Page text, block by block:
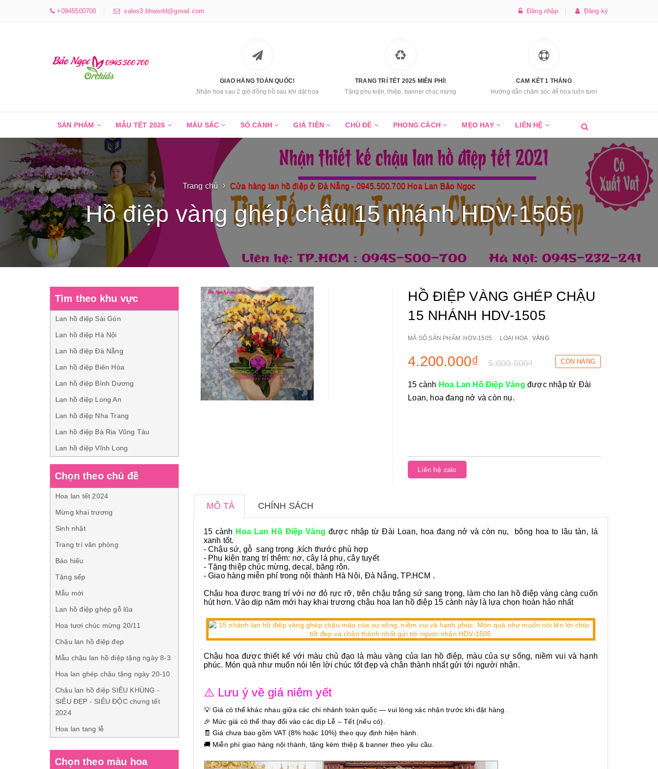
+0945500700 sales3.bhworld@gmail.com Đăng nhập Đăng ký
GIAO HÀNG TOÀN QUỐC!
Nhận hoa sau 2 giờ đồng hồ sau khi đặt hoa
TRANG TRÍ TẾT 2025 MIỄN PHÍ!
Tặng phụ kiện, thiệp, banner chúc mừng
CAM KẾT 1 THÁNG
Hướng dẫn chăm sóc để hoa luôn tươi
SẢN PHẨM MẪU TẾT 2026 MÀU SẮC SỐ CÀNH GIÁ TIỀN CHỦ ĐỀ PHONG CÁCH MẸO HAY LIÊN HỆ
Trang chủ Cửa hàng lan hồ điệp ở Đà Nẵng - 0945.500.700 Hoa Lan Bảo Ngọc
Hồ điệp vàng ghép chậu 15 nhánh HDV-1505
HỒ ĐIỆP VÀNG GHÉP CHẬU
15 NHÁNH HDV-1505
MÃ SỐ SẢN PHẨM: HDV-1505 LOẠI HOA :VÀNG
4.200.000₫ 5.000.000₫ CÒN HÀNG
15 cành Hoa Lan Hồ Điệp Vàng được nhập từ Đài
Loan, hoa đang nở và còn nụ.
Liên hệ zalo
MÔ TẢ CHÍNH SÁCH
15 cành Hoa Lan Hồ Điệp Vàng được nhập từ Đài Loan, hoa đang nở và còn nụ, bông hoa to lâu tàn, lá
xanh tốt.
- Chậu sứ, gỗ sang trọng ,kích thước phù hợp
- Phụ kiện trang trí thêm: nơ, cây lá phụ, cây tuyết
- Tặng thiệp chúc mừng, decal, băng rôn.
- Giao hàng miễn phí trong nội thành Hà Nội, Đà Nẵng, TP.HCM .
Chậu hoa được trang trí với nơ đỏ rực rỡ, trên chậu trắng sứ sang trọng, làm cho lan hồ điệp vàng càng cuốn
hút hơn. Vào dịp năm mới hay khai trương chậu hoa lan hồ điệp 15 cành này là lựa chọn hoàn hảo nhất
Chậu hoa được thiết kế với màu chủ đạo là màu vàng của lan hồ điệp, màu của sự sống, niềm vui và hạnh
phúc. Món quà như muốn nói lên lời chúc tốt đẹp và chân thành nhất gửi tới người nhận.
⚠️ Lưu ý về giá niêm yết
💡 Giá có thể khác nhau giữa các chi nhánh toàn quốc — vui lòng xác nhận trước khi đặt hàng.
🎉 Mức giá có thể thay đổi vào các dịp Lễ – Tết (nếu có).
🧾 Giá chưa bao gồm VAT (8% hoặc 10%) theo quy định hiện hành.
🚚 Miễn phí giao hàng nội thành, tặng kèm thiệp & banner theo yêu cầu.
Tìm theo khu vực
Lan hồ điệp Sài Gòn
Lan hồ điệp Hà Nội
Lan hồ điệp Đà Nẵng
Lan hồ điệp Biên Hòa
Lan hồ điệp Bình Dương
Lan hồ điệp Long An
Lan hồ điệp Nha Trang
Lan hồ điệp Bà Rịa Vũng Tàu
Lan hồ điệp Vĩnh Long
Chọn theo chủ đề
Hoa lan tết 2024
Mừng khai trương
Sinh nhật
Trang trí văn phòng
Báo hiếu
Tặng sếp
Mẫu mới
Lan hồ điệp ghép gỗ lũa
Hoa tươi chúc mừng 20/11
Chậu lan hồ điệp đẹp
Mẫu chậu lan hồ điệp tặng ngày 8-3
Hoa lan ghép chậu tặng ngày 20-10
Chậu lan hồ điệp SIÊU KHỦNG -
SIÊU ĐẸP - SIÊU ĐỘC chưng tết
2024
Hoa lan tang lễ
Chọn theo màu hoa